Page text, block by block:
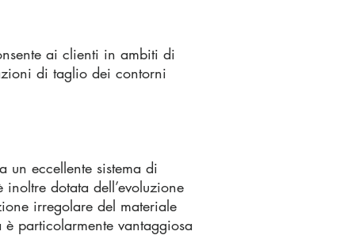
ai clienti in ambiti di
di taglio dei contorni
un eccellente sistema di
dotata dell’evoluzione
irregolare del materiale
particolarmente vantaggiosa